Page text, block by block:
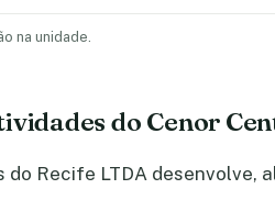
na unidade.
do Cenor
do Recife LTDA